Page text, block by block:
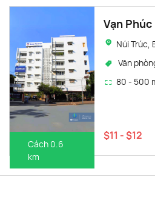
Cách 0.6
km
Vạn
Núi Trúc,
Văn
80 - 500
$11 - $12